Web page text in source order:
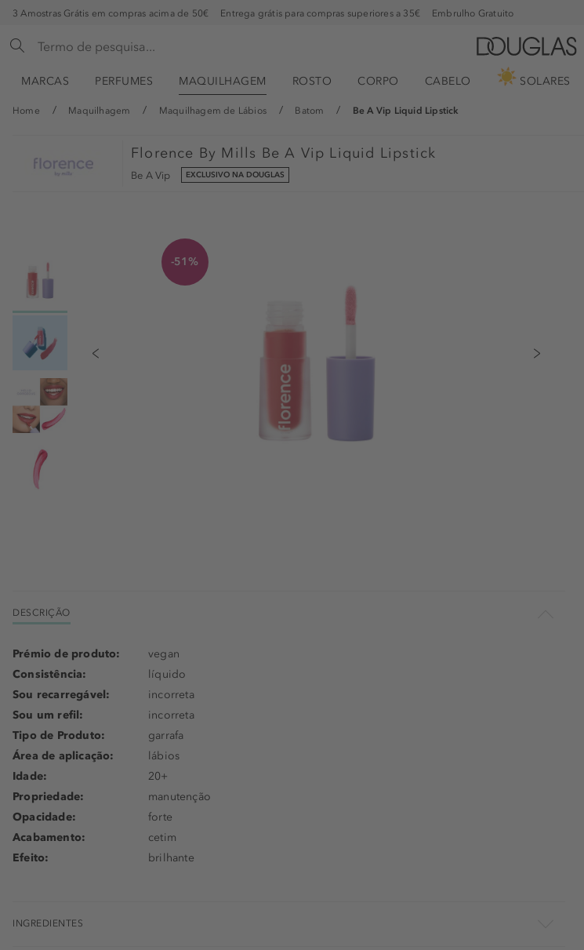
3 Amostras Grátis em compras acima de 50€ Entrega grátis para compras superiores a 35€ Embrulho Gratuito
MARCAS PERFUMES MAQUILHAGEM ROSTO CORPO CABELO SOLARES
Home Maquilhagem Maquilhagem de Lábios Batom Be A Vip Liquid Lipstick
Florence By Mills Be A Vip Liquid Lipstick
Be A Vip EXCLUSIVO NA DOUGLAS
-51%
DESCRIÇÃO
Prémio de produto:
vegan
Consistência:
líquido
Sou recarregável:
incorreta
Sou um refil:
incorreta
Tipo de Produto:
garrafa
Área de aplicação:
lábios
Idade:
20+
Propriedade:
manutenção
Opacidade:
forte
Acabamento:
cetim
Efeito:
brilhante
INGREDIENTES